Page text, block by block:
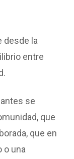
desde la
entre
se
que
que en
o una